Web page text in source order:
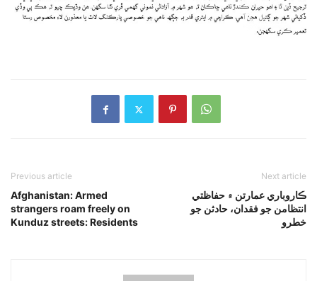
Previous article
Afghanistan: Armed
strangers roam freely on
Kunduz streets: Residents
Next article
ڪاروباري عمارتن ۾ حفاظتي
انتظامن جو فقدان، حادثن جو
خطرو